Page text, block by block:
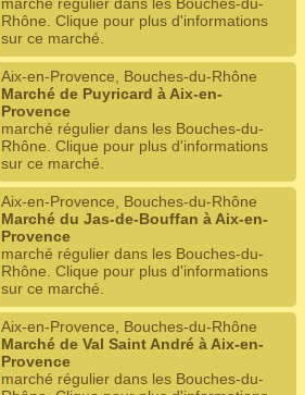
Rhône. Clique pour plus d'informations
sur ce marché.
Aix-en-Provence, Bouches-du-Rhône
Marché de Puyricard à Aix-en-
Provence
marché régulier dans les Bouches-du-
Rhône. Clique pour plus d'informations
sur ce marché.
Aix-en-Provence, Bouches-du-Rhône
Marché du Jas-de-Bouffan à Aix-en-
Provence
marché régulier dans les Bouches-du-
Rhône. Clique pour plus d'informations
sur ce marché.
Aix-en-Provence, Bouches-du-Rhône
Marché de Val Saint André à Aix-en-
Provence
marché régulier dans les Bouches-du-